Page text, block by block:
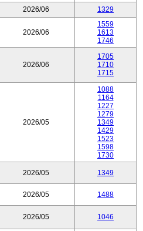
2026/06 1329
2026/06
1559
1613
1746
2026/06
1705
1710
1715
2026/05
1088
1164
1227
1279
1349
1429
1523
1598
1730
2026/05 1349
2026/05 1488
2026/05 1046